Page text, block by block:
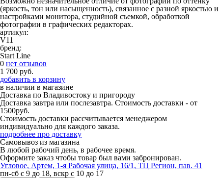
(яркость, тон или насыщенность), связанное с разной яркостью и
настройками монитора, студийной съемкой, обработкой
фотографии в графических редакторах.
артикул:
V11
бренд:
Start Line
0 нет отзывов
1 700 руб.
добавить в корзину
в наличии в магазине
Доставка по Владивостоку и пригороду
Доставка завтра или послезавтра. Стоимость доставки - от
1500руб.
Стоимость доставки рассчитывается менеджером
индивидуально для каждого заказа.
подробнее про доставку
Самовывоз из магазина
В любой рабочий день, в рабочее время.
Оформите заказ чтобы товар был вами забронирован.
Угловое, Артем, ​1-я Рабочая улица, 16/1, ТЦ Регион, пав. 41
пн-сб с 9 до 18, вскр с 10 до 17